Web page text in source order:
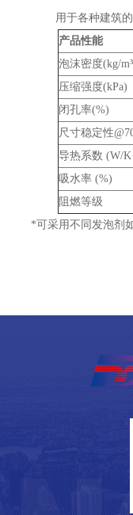
用于各种建筑
产品性能
泡沫密度(kg/
压缩强度(kPa)
闭孔率(%)
尺寸稳定性
导热系数 (W/
吸水率 (%)
阻燃等级
*可采用不同发泡剂